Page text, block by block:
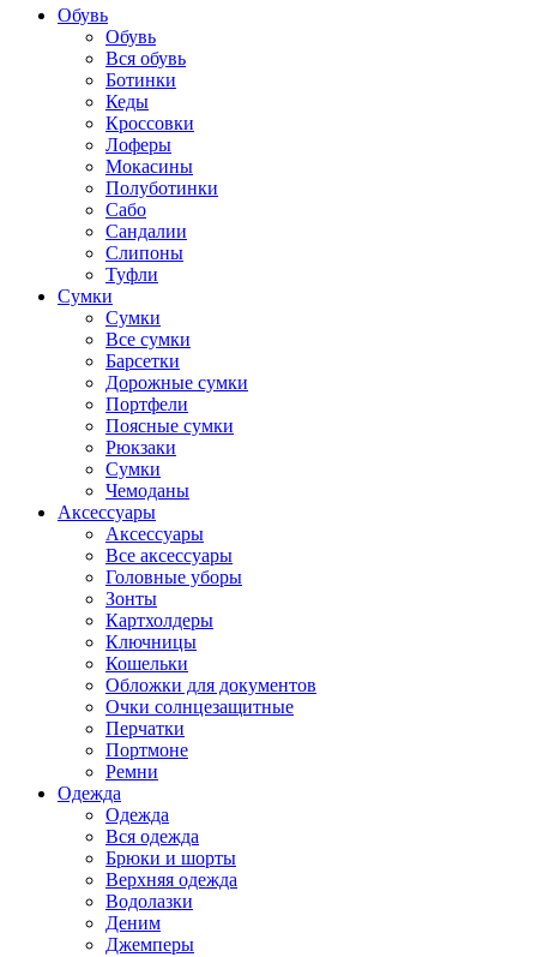
Обувь
Обувь
Вся обувь
Ботинки
Кеды
Кроссовки
Лоферы
Мокасины
Полуботинки
Сабо
Сандалии
Слипоны
Туфли
Сумки
Сумки
Все сумки
Барсетки
Дорожные сумки
Портфели
Поясные сумки
Рюкзаки
Сумки
Чемоданы
Аксессуары
Аксессуары
Все аксессуары
Головные уборы
Зонты
Картхолдеры
Ключницы
Кошельки
Обложки для документов
Очки солнцезащитные
Перчатки
Портмоне
Ремни
Одежда
Одежда
Вся одежда
Брюки и шорты
Верхняя одежда
Водолазки
Деним
Джемперы